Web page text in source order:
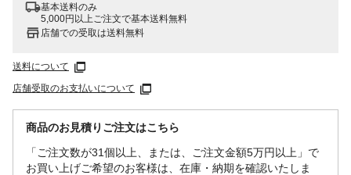
基本送料のみ
5,000円以上ご注文で基本送料無料
店舗での受取は送料無料
送料について
店舗受取のお支払いについて
商品のお見積りご注文はこちら
「ご注文数が31個以上、または、ご注文金額5万円以上」で
お買い上げご希望のお客様は、在庫・納期を確認いたしま